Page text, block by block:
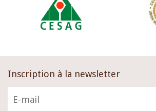
Inscription à la newsletter